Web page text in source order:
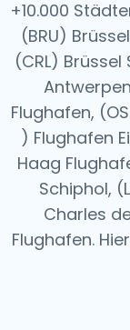
+10.000
(BRU)
(CRL)
Flughafen,
) Flughafen
Haag
Schiphol,
Charles
Flughafen.